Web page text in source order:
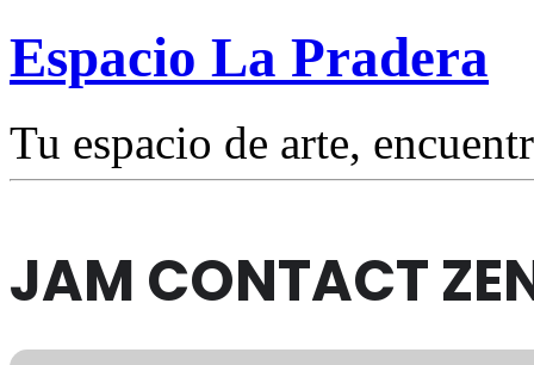
Espacio La Pradera
Tu espacio de arte,
JAM CONTACT